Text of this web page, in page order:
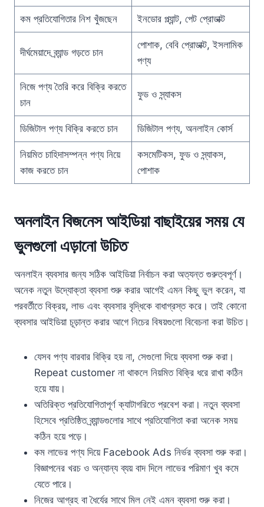
কম প্রতিযোগিতার নিশ খুঁজছেন ইনডোর প্ল্যান্ট, পেট প্রোডাক্ট
দীর্ঘমেয়াদে ব্র্যান্ড গড়তে চান
পোশাক, বেবি প্রোডাক্ট, ইসলামিক
পণ্য
নিজে পণ্য তৈরি করে বিক্রি করতে
চান
ফুড ও স্ন্যাকস
ডিজিটাল পণ্য বিক্রি করতে চান ডিজিটাল পণ্য, অনলাইন কোর্স
নিয়মিত চাহিদাসম্পন্ন পণ্য নিয়ে
কাজ করতে চান
কসমেটিকস, ফুড ও স্ন্যাকস,
পোশাক
অনলাইন বিজনেস আইডিয়া বাছাইয়ের সময় যে
ভুলগুলো এড়ানো উচিত
অনলাইন ব্যবসার জন্য সঠিক আইডিয়া নির্বাচন করা অত্যন্ত গুরুত্বপূর্ণ।
অনেক নতুন উদ্যোক্তা ব্যবসা শুরু করার আগেই এমন কিছু ভুল করেন, যা
পরবর্তীতে বিক্রয়, লাভ এবং ব্যবসার বৃদ্ধিকে বাধাগ্রস্ত করে। তাই কোনো
ব্যবসার আইডিয়া চূড়ান্ত করার আগে নিচের বিষয়গুলো বিবেচনা করা উচিত।
যেসব পণ্য বারবার বিক্রি হয় না, সেগুলো দিয়ে ব্যবসা শুরু করা।
Repeat customer না থাকলে নিয়মিত বিক্রি ধরে রাখা কঠিন
হয়ে যায়।
অতিরিক্ত প্রতিযোগিতাপূর্ণ ক্যাটাগরিতে প্রবেশ করা। নতুন ব্যবসা
হিসেবে প্রতিষ্ঠিত ব্র্যান্ডগুলোর সাথে প্রতিযোগিতা করা অনেক সময়
কঠিন হয়ে পড়ে।
কম লাভের পণ্য দিয়ে Facebook Ads নির্ভর ব্যবসা শুরু করা।
বিজ্ঞাপনের খরচ ও অন্যান্য ব্যয় বাদ দিলে লাভের পরিমাণ খুব কমে
যেতে পারে।
নিজের আগ্রহ বা ধৈর্যের সাথে মিল নেই এমন ব্যবসা শুরু করা।